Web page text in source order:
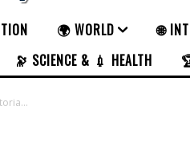
🌍 WORLD
🌐
🔭 SCIENCE & 💉 HEALTH